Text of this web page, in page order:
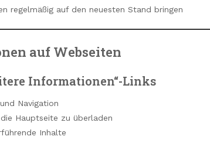
regelmäßig auf den neuesten Stand bringen
auf Webseiten
Informationen“-Links
Navigation
Hauptseite zu überladen
Inhalte